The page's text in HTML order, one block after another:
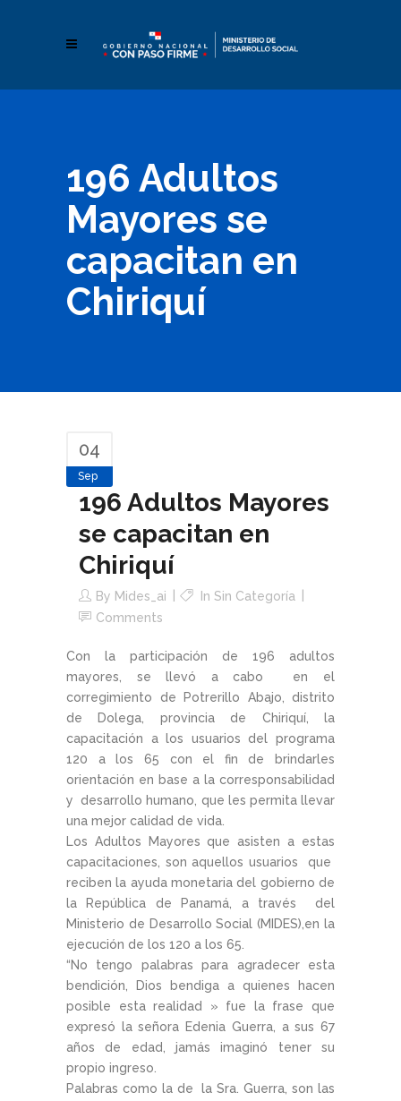
196 Adultos
Mayores se
capacitan en
Chiriquí
04
Sep
196 Adultos Mayores
se capacitan en
Chiriquí
By Mides_ai
In Sin Categoría
Comments
Con la participación de 196 adultos
mayores, se llevó a cabo en el
corregimiento de Potrerillo Abajo, distrito
de Dolega, provincia de Chiriquí, la
capacitación a los usuarios del programa
120 a los 65 con el fin de brindarles
orientación en base a la corresponsabilidad
y desarrollo humano, que les permita llevar
una mejor calidad de vida.
Los Adultos Mayores que asisten a estas
capacitaciones, son aquellos usuarios que
reciben la ayuda monetaria del gobierno de
la República de Panamá, a través del
Ministerio de Desarrollo Social (MIDES),en la
ejecución de los 120 a los 65.
“No tengo palabras para agradecer esta
bendición, Dios bendiga a quienes hacen
posible esta realidad » fue la frase que
expresó la señora Edenia Guerra, a sus 67
años de edad, jamás imaginó tener su
propio ingreso.
Palabras como la de la Sra. Guerra, son las